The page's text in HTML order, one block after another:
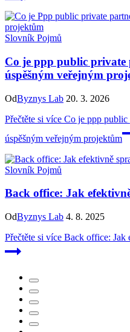
Slovník Pojmů
Co je ppp public
úspěšným veřejným
OdByznys Lab 20. 3. 2026
Přečtěte si více Co je ppp
úspěšným veřejným projektům
Slovník Pojmů
Back office: Jak
OdByznys Lab 4. 8. 2025
Přečtěte si více Back office: Jak